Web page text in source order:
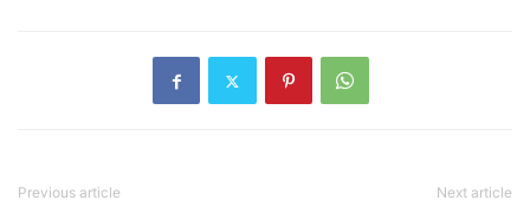
Previous article Next article